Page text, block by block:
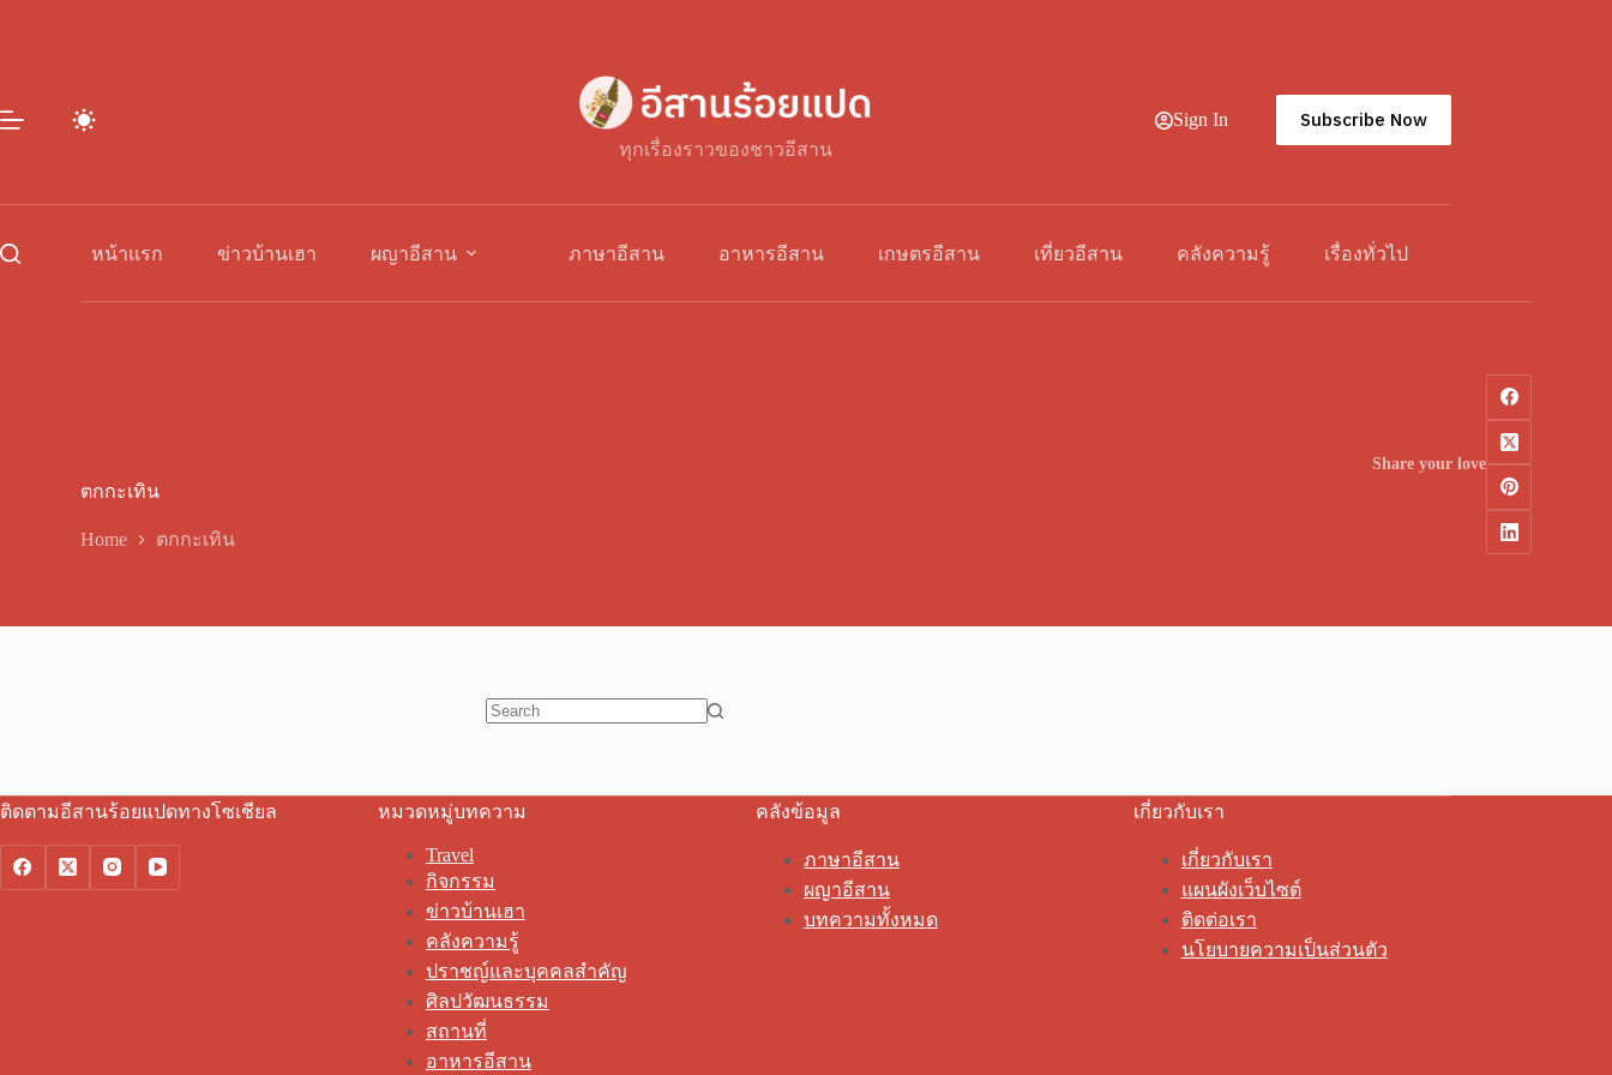
ทุกเรื่องราวของชาวอีสาน
Sign In Subscribe Now
หน้าแรก ข่าวบ้านเฮา ผญาอีสาน ภาษาอีสาน อาหารอีสาน เกษตรอีสาน เที่ยวอีสาน คลังความรู้ เรื่องทั่วไป
ตกกะเทิน
Home ตกกะเทิน
Share your love
ติดตามอีสานร้อยแปดทางโซเชียล หมวดหมู่บทความ
Travel
กิจกรรม
ข่าวบ้านเฮา
คลังความรู้
ปราชญ์และบุคคลสำคัญ
ศิลปวัฒนธรรม
สถานที่
อาหารอีสาน
คลังข้อมูล
ภาษาอีสาน
ผญาอีสาน
บทความทั้งหมด
เกี่ยวกับเรา
เกี่ยวกับเรา
แผนผังเว็บไซต์
ติดต่อเรา
นโยบายความเป็นส่วนตัว